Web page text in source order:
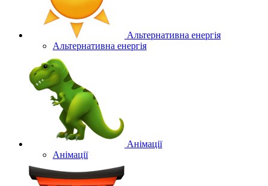
Альтернативна енергія
Альтернативна енергія
Анімації
Анімації